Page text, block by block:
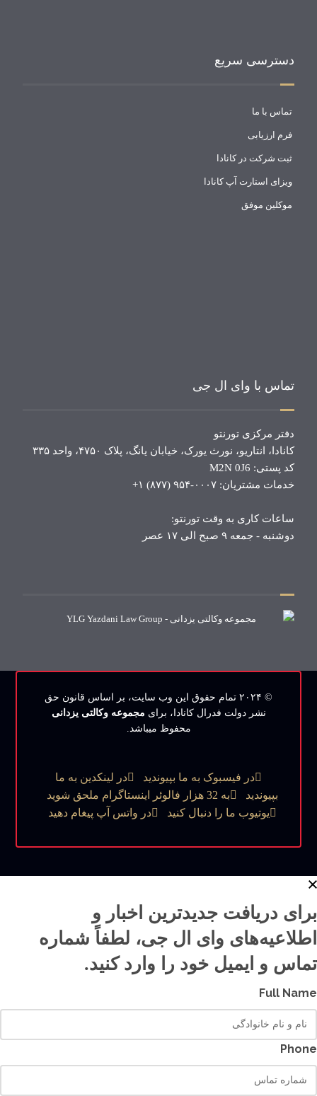
دسترسی سریع
تماس با ما
فرم ارزیابی
ثبت شرکت در کانادا
ویزای استارت آپ کانادا
موکلین موفق
تماس با وای ال جی
دفتر مرکزی تورنتو
کانادا، انتاریو، نورث یورک، خیابان یانگ، پلاک ۴۷۵۰، واحد ۳۳۵
کد پستی: M2N 0J6
خدمات مشتریان: ۰۰۰۷-۹۵۴ (۸۷۷) ۱+
ساعات کاری به وقت تورنتو:
دوشنبه - جمعه ۹ صبح الی ۱۷ عصر
© ۲۰۲۴ تمام حقوق این وب‌ سایت، بر اساس قانون حق
نشر دولت فدرال کانادا، برای مجموعه وکالتی یزدانی
محفوظ میباشد.
در فیسبوک به ما بپیوندید
در لینکدین به ما
بپیوندید
به 32 هزار فالوئر اینستاگرام ملحق شوید
یوتیوب ما را دنبال کنید
در واتس آپ پیغام دهید
برای دریافت جدیدترین اخبار و
اطلاعیه‌های وای ال جی، لطفاً شماره
تماس و ایمیل خود را وارد کنید.
Full Name
Phone